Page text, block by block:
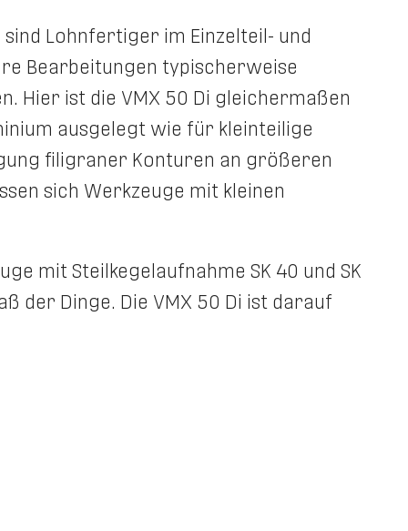
Lohnfertiger im Einzelteil- und
Bearbeitungen typischerweise
Hier ist die VMX 50 Di gleichermaßen
ausgelegt wie für kleinteilige
filigraner Konturen an größeren
sich Werkzeuge mit kleinen
mit Steilkegelaufnahme SK 40 und SK
der Dinge. Die VMX 50 Di ist darauf